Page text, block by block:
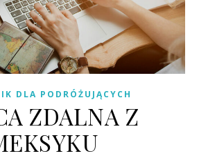
DLA PODRÓŻUJĄCYCH
ZDALNA Z